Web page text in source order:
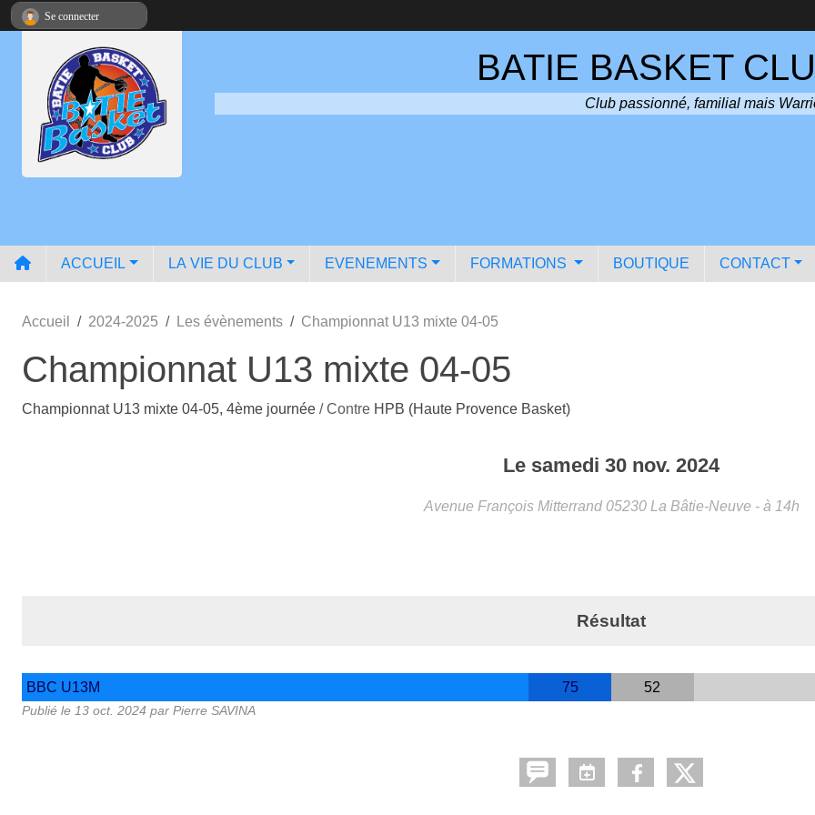
BATIE BASKET
Club passionné, familial mais
ACCUEIL LA VIE DU CLUB EVENEMENTS FORMATIONS BOUTIQUE CONTACT
Accueil 2024-2025 Les évènements Championnat U13 mixte 04-05
Championnat U13 mixte 04-05
Championnat U13 mixte 04-05, 4ème journée / Contre HPB (Haute Provence Basket)
Le samedi 30 nov. 2024
Avenue François Mitterrand 05230 La Bâtie-Neuve - à 14h
Résultat
BBC U13M 75 52
Publié le 13 oct. 2024 par Pierre SAVINA
Se connecter
Panneau de gestion des cookies